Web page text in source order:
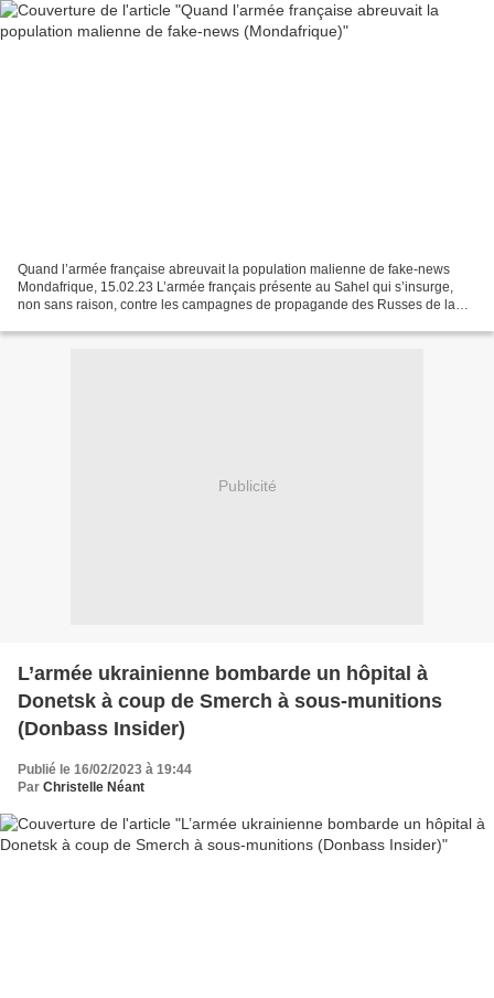
Quand l’armée française abreuvait la population malienne de fake-news
Mondafrique, 15.02.23 L’armée français présente au Sahel qui s’insurge,
non sans raison, contre les campagnes de propagande des Russes de la
Publicité
L’armée ukrainienne bombarde un hôpital à
Donetsk à coup de Smerch à sous-munitions
(Donbass Insider)
Publié le 16/02/2023 à 19:44
Par Christelle Néant